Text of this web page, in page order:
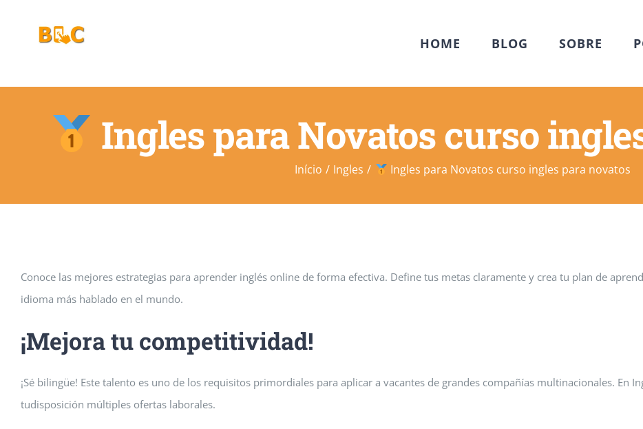
HOME BLOG SOBRE
Ingles para Novatos curso
Início Ingles Ingles para Novatos curso ingles para novatos
Conoce las mejores estrategias para aprender inglés online de forma efectiva. Define tus metas claramente y crea tu plan de
idioma más hablado en el mundo.
¡Mejora tu competitividad!
¡Sé bilingüe! Este talento es uno de los requisitos primordiales para aplicar a vacantes de grandes compañías multinacionales. En
tudisposición múltiples ofertas laborales.